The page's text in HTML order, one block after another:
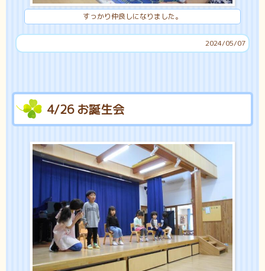
すっかり仲良しになりました。
2024/05/07
4/26 お誕生会